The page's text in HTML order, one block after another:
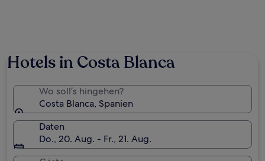
Hotels in Costa Blanca
Wo soll’s hingehen?
Costa Blanca, Spanien
Daten
Do., 20. Aug. - Fr., 21. Aug.